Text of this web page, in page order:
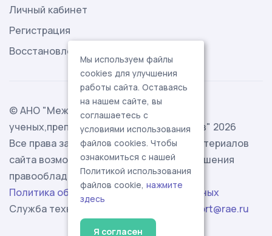
Личный кабинет
Регистрация
Восстановление пароля
© АНО "Международная ассоциация
ученых,преподавателей и специалистов" 2026
Все права защищены. Использование материалов
сайта возможно исключительно с разрешения
правообладателя.
Политика обработки персональных данных
Служба технической поддержки -
support@rae.ru
Мы используем файлы
cookies для улучшения
работы сайта. Оставаясь
на нашем сайте, вы
соглашаетесь с
условиями использования
файлов cookies. Чтобы
ознакомиться с нашей
Политикой использования
файлов cookie, нажмите
здесь
Я согласен